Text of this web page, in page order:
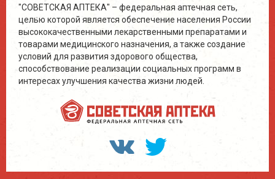
"СОВЕТСКАЯ АПТЕКА" – федеральная аптечная сеть,
целью которой является обеспечение населения России
высококачественными лекарственными препаратами и
товарами медицинского назначения, а также создание
условий для развития здорового общества,
способствование реализации социальных программ в
интересах улучшения качества жизни людей.